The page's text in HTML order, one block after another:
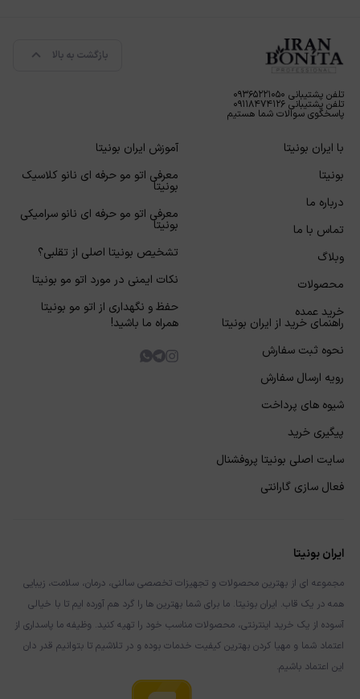
بازگشت به بالا
تلفن پشتیبانی ۰۹۳۶۵۲۲۱۰۵۰
تلفن پشتیبانی ۰۹۱۱۸۴۷۴۱۲۶
پاسخگوی سوالات شما هستیم
با ایران بونیتا
بونیتا
درباره ما
تماس با ما
وبلاگ
محصولات
خرید عمده
آموزش ایران بونیتا
معرفی اتو مو حرفه ای نانو کلاسیک
بونیتا
معرفی اتو مو حرفه ای نانو سرامیکی
بونیتا
تشخیص بونیتا اصلی از تقلبی؟
نکات ایمنی در مورد اتو مو بونیتا
حفظ و نگهداری از اتو مو بونیتا
راهنمای خرید از ایران بونیتا
نحوه ثبت سفارش
رویه ارسال سفارش
شیوه های پرداخت
پیگیری خرید
سایت اصلی بونیتا پروفشنال
فعال سازی گارانتی
همراه ما باشید!
ایران بونیتا
مجموعه ای از بهترین محصولات و تجهیزات تخصصی سالنی، درمان، سلامت، زیبایی
همه در یک قاب. ایران بونیتا. ما برای شما بهترین ها را گرد هم آورده ایم تا با خیالی
آسوده از یک خرید اینترنتی، محصولات مناسب خود را تهیه کنید. وظیفه ما پاسداری از
اعتماد شما و مهیا کردن بهترین کیفیت خدمات بوده و در تلاشیم تا بتوانیم قدر دان
این اعتماد باشیم.